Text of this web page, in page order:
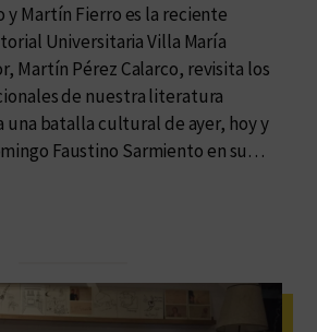
y Martín Fierro es la reciente
Universitaria Villa María
Martín Pérez Calarco, revisita los
de nuestra literatura
una batalla cultural de ayer, hoy y
Faustino Sarmiento en su…